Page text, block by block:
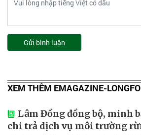
Gửi bình luận
XEM THÊM EMAGAZINE-
Lâm Đồng đồng bộ, minh
chi trả dịch vụ môi trường